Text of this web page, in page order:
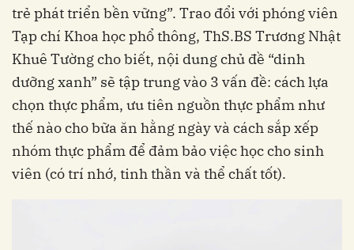
trẻ phát triển bền vững”. Trao đổi với phóng viên
Tạp chí Khoa học phổ thông, ThS.BS Trương Nhật
Khuê Tường cho biết, nội dung chủ đề “dinh
dưỡng xanh” sẽ tập trung vào 3 vấn đề: cách lựa
chọn thực phẩm, ưu tiên nguồn thực phẩm như
thế nào cho bữa ăn hằng ngày và cách sắp xếp
nhóm thực phẩm để đảm bảo việc học cho sinh
viên (có trí nhớ, tinh thần và thể chất tốt).